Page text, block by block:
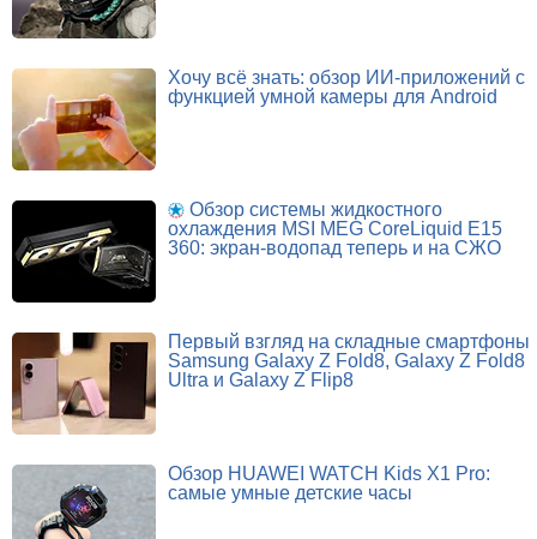
Хочу всё знать: обзор ИИ-приложений с
функцией умной камеры для Android
Обзор системы жидкостного
охлаждения MSI MEG CoreLiquid E15
360: экран-водопад теперь и на СЖО
Первый взгляд на складные смартфоны
Samsung Galaxy Z Fold8, Galaxy Z Fold8
Ultra и Galaxy Z Flip8
Обзор HUAWEI WATCH Kids X1 Pro:
самые умные детские часы